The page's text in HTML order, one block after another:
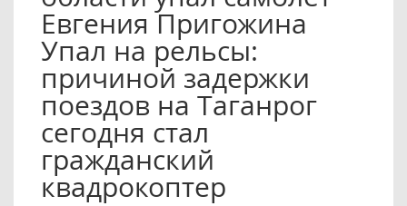
Евгения Пригожина
Упал на рельсы:
причиной задержки
поездов на Таганрог
сегодня стал
гражданский
квадрокоптер